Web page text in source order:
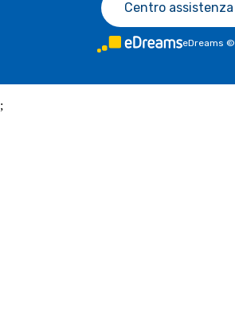
Centro assistenza
eDreams ©
;